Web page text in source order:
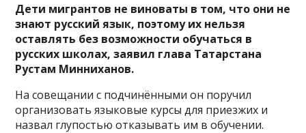
Дети мигрантов не виноваты в том, что они не
знают русский язык, поэтому их нельзя
оставлять без возможности обучаться в
русских школах, заявил глава Татарстана
Рустам Минниханов.
На совещании с подчинёнными он поручил
организовать языковые курсы для приезжих и
назвал глупостью отказывать им в обучении.